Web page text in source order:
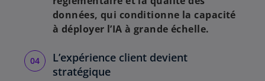
données, qui conditionne la capacité
à déployer l’IA à grande échelle.
L’expérience client devient
stratégique